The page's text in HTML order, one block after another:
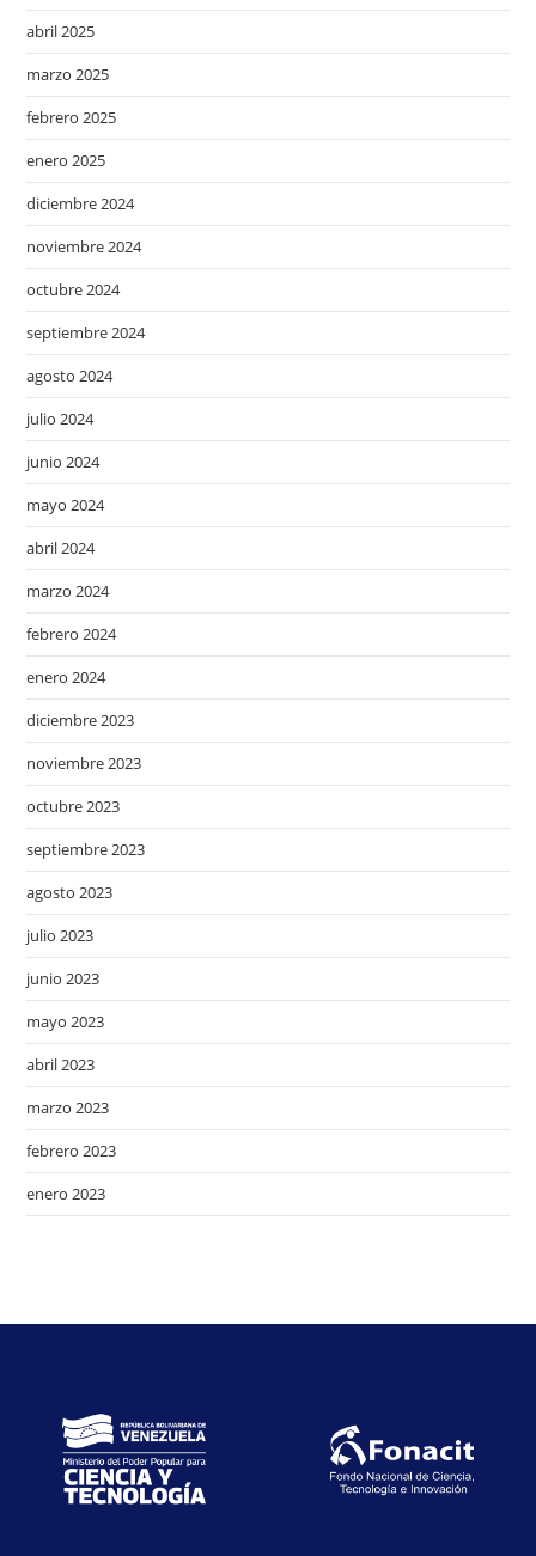
abril 2025
marzo 2025
febrero 2025
enero 2025
diciembre 2024
noviembre 2024
octubre 2024
septiembre 2024
agosto 2024
julio 2024
junio 2024
mayo 2024
abril 2024
marzo 2024
febrero 2024
enero 2024
diciembre 2023
noviembre 2023
octubre 2023
septiembre 2023
agosto 2023
julio 2023
junio 2023
mayo 2023
abril 2023
marzo 2023
febrero 2023
enero 2023